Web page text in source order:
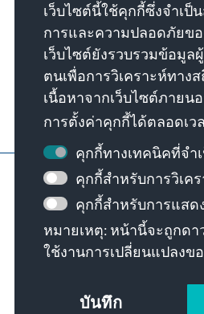
พันธกิจของเรา
ติดต่อ
ข้อเสนออื่นๆ จากมูลนิธิ
ข้อมูลเว็บไซต์
การ
เงื่อนไขการ
Erklärung zur
แผนผังเว็
© Konrad-Adenauer-
เว็บไซต์นี้ใช้คุกกี้ซึ่งจำเป็
การและความปลอดภัยข
เว็บไซต์ยังรวบรวมข้อมูล
ตนเพื่อการวิเคราะห์ทาง
เนื้อหาจากเว็บไซต์ภาย
การตั้งค่าคุกกี้ได้ตลอดเว
คุกกี้ทางเทคนิคที่จำ
คุกกี้สำหรับการวิเค
คุกกี้สำหรับการแสด
หมายเหตุ: หน้านี้จะถูกดา
ใช้งานการเปลี่ยนแปลงข
บันทึก